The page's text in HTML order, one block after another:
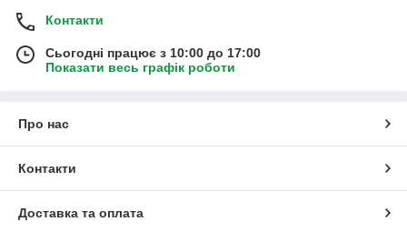
Контакти
Сьогодні працює з 10:00 до 17:00
Показати весь графік роботи
Про нас
Контакти
Доставка та оплата